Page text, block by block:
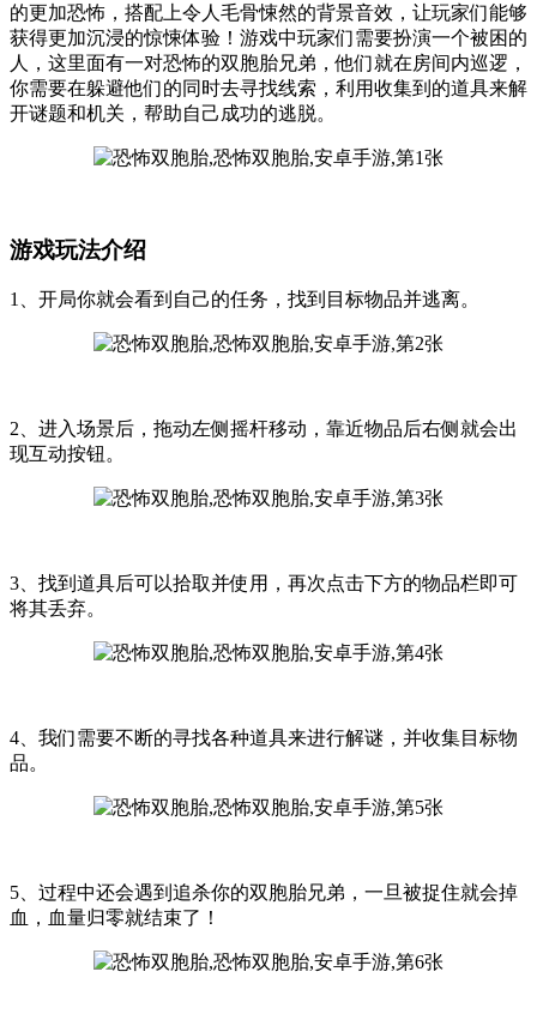
的更加恐怖，搭配上令人毛骨悚然的背景音效，让玩家们能够
获得更加沉浸的惊悚体验！游戏中玩家们需要扮演一个被困的
人，这里面有一对恐怖的双胞胎兄弟，他们就在房间内巡逻，
你需要在躲避他们的同时去寻找线索，利用收集到的道具来解
开谜题和机关，帮助自己成功的逃脱。
游戏玩法介绍
1、开局你就会看到自己的任务，找到目标物品并逃离。
2、进入场景后，拖动左侧摇杆移动，靠近物品后右侧就会出
现互动按钮。
3、找到道具后可以拾取并使用，再次点击下方的物品栏即可
将其丢弃。
4、我们需要不断的寻找各种道具来进行解谜，并收集目标物
品。
5、过程中还会遇到追杀你的双胞胎兄弟，一旦被捉住就会掉
血，血量归零就结束了！